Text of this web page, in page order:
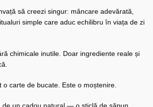
să creezi singur: mâncare adevărată,
simple care aduc echilibru în viața de zi
chimicale inutile. Doar ingrediente reale și
o carte de bucate. Este o moștenire.